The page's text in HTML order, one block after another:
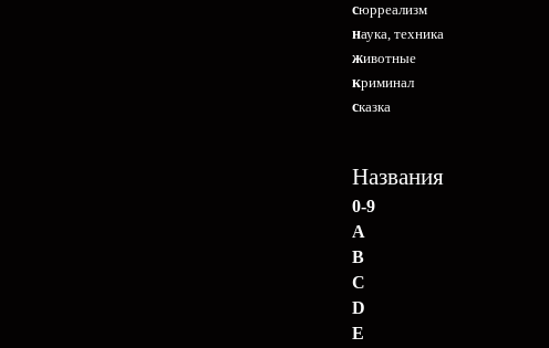
сюрреализм
наука, техника
животные
криминал
сказка
Названия
0-9
A
B
C
D
E